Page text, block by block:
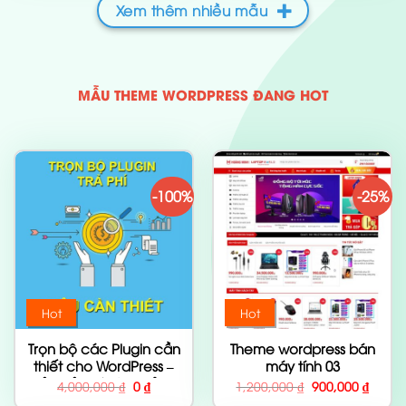
Xem thêm nhiều mẫu
MẪU THEME WORDPRESS ĐANG HOT
-100%
Hot
Trọn bộ các Plugin cần
thiết cho WordPress –
Bản trả phí siêu khủng
4,000,000₫ Giá
gốc
0 ₫Giá
hiện
-25%
Hot
Theme wordpress bán
máy tính 03
1,200,000₫ Giá
gốc
900,000 ₫Giá
hiện